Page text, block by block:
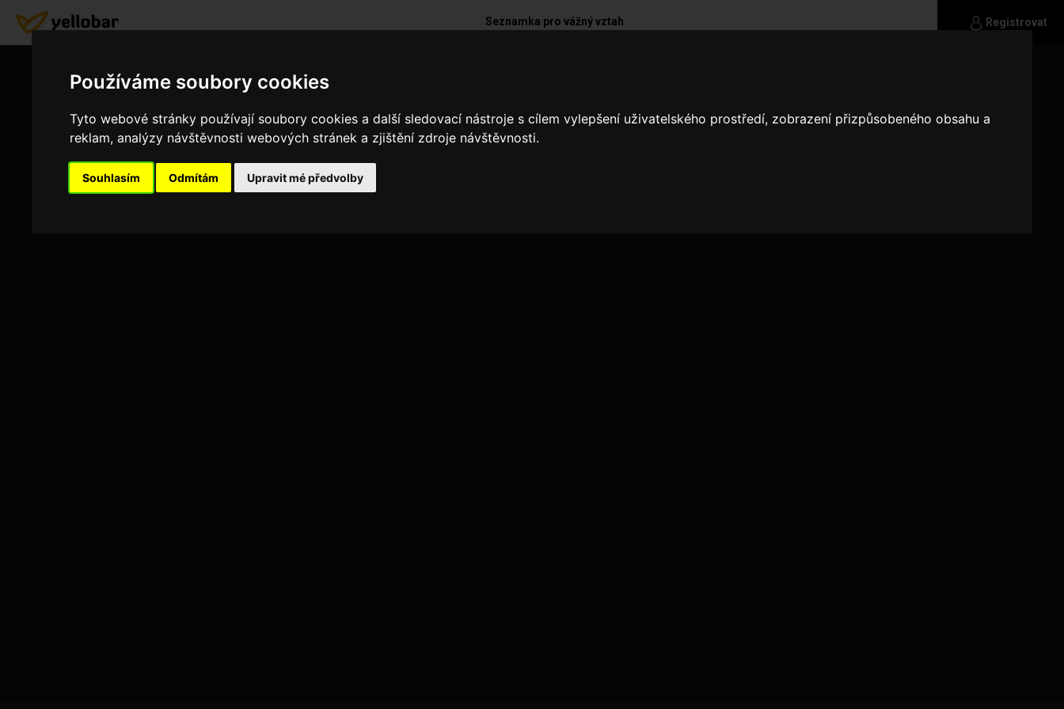
Používáme soubory cookies
Tyto webové stránky používají soubory cookies a další sledovací nástroje s cílem vylepšení uživatelského prostředí, zobrazení přizpůsobeného obsahu a
reklam, analýzy návštěvnosti webových stránek a zjištění zdroje návštěvnosti.
Souhlasím Odmítám Upravit mé předvolby
Registrovat
Seznamka pro vážný vztah
Profil není dostupný
Je nám líto, profil uživatele neexistuje, nebo byl deaktivován.